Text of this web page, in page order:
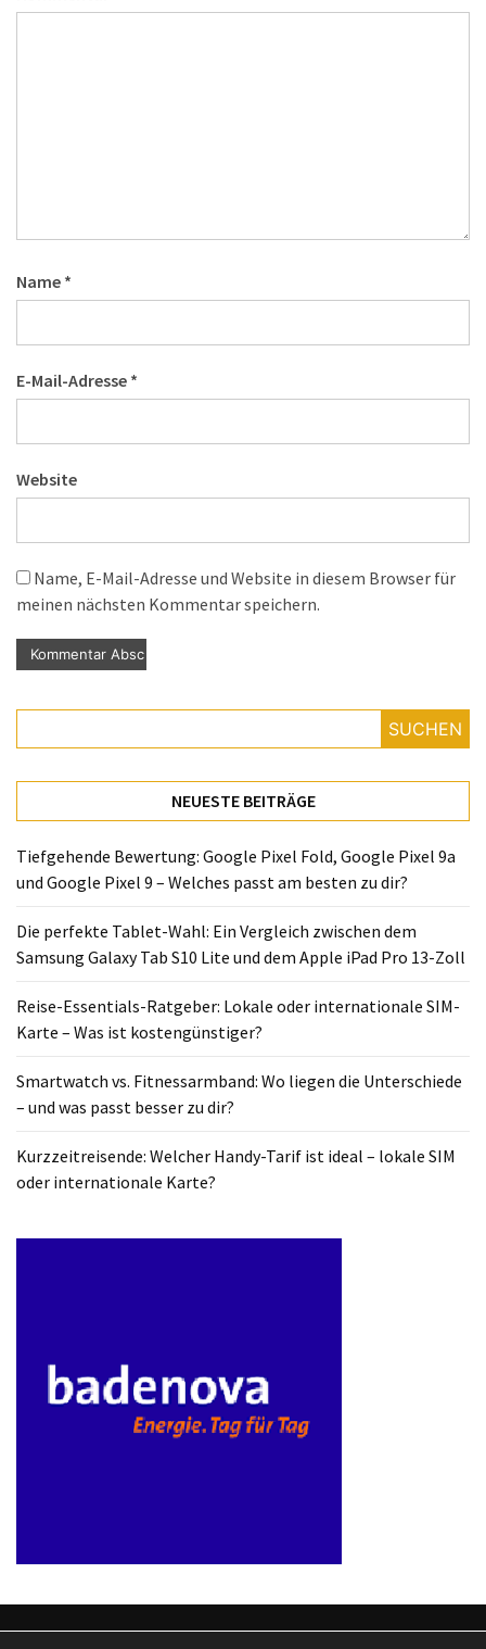
Name *
E-Mail-Adresse *
Website
Name, E-Mail-Adresse und Website in diesem Browser für
meinen nächsten Kommentar speichern.
SUCHEN
NEUESTE BEITRÄGE
Tiefgehende Bewertung: Google Pixel Fold, Google Pixel 9a
und Google Pixel 9 – Welches passt am besten zu dir?
Die perfekte Tablet-Wahl: Ein Vergleich zwischen dem
Samsung Galaxy Tab S10 Lite und dem Apple iPad Pro 13-Zoll
Reise-Essentials-Ratgeber: Lokale oder internationale SIM-
Karte – Was ist kostengünstiger?
Smartwatch vs. Fitnessarmband: Wo liegen die Unterschiede
– und was passt besser zu dir?
Kurzzeitreisende: Welcher Handy-Tarif ist ideal – lokale SIM
oder internationale Karte?